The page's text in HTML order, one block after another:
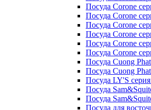
Посуда Corone
Посуда Corone
Посуда Corone
Посуда Corone
Посуда Corone
Посуда Corone
Посуда Cuong Phat
Посуда Cuong
Посуда LY'S
Посуда
Посуда
Посуда для